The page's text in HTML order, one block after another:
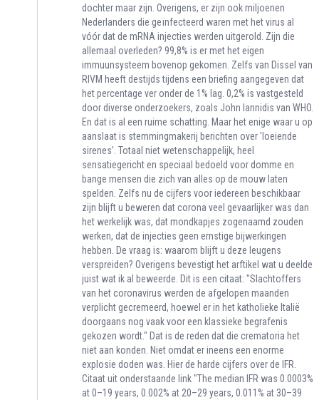
dochter maar zijn. Overigens, er zijn ook miljoenen
Nederlanders die geïnfecteerd waren met het virus al
vóór dat de mRNA injecties werden uitgerold. Zijn die
allemaal overleden? 99,8% is er met het eigen
immuunsysteem bovenop gekomen. Zelfs van Dissel van
RIVM heeft destijds tijdens een briefing aangegeven dat
het percentage ver onder de 1% lag. 0,2% is vastgesteld
door diverse onderzoekers, zoals John Iannidis van WHO.
En dat is al een ruime schatting. Maar het enige waar u op
aanslaat is stemmingmakerij berichten over 'loeiende
sirenes'. Totaal niet wetenschappelijk, heel
sensatiegericht en speciaal bedoeld voor domme en
bange mensen die zich van alles op de mouw laten
spelden. Zelfs nu de cijfers voor iedereen beschikbaar
zijn blijft u beweren dat corona veel gevaarlijker was dan
het werkelijk was, dat mondkapjes zogenaamd zouden
werken, dat de injecties geen ernstige bijwerkingen
hebben. De vraag is: waarom blijft u deze leugens
verspreiden? Overigens bevestigt het arftikel wat u deelde
juist wat ik al beweerde. Dit is een citaat: "Slachtoffers
van het coronavirus werden de afgelopen maanden
verplicht gecremeerd, hoewel er in het katholieke Italië
doorgaans nog vaak voor een klassieke begrafenis
gekozen wordt." Dat is de reden dat die crematoria het
niet aan konden. Niet omdat er ineens een enorme
explosie doden was. Hier de harde cijfers over de IFR.
Citaat uit onderstaande link "The median IFR was 0.0003%
at 0–19 years, 0.002% at 20–29 years, 0.011% at 30–39